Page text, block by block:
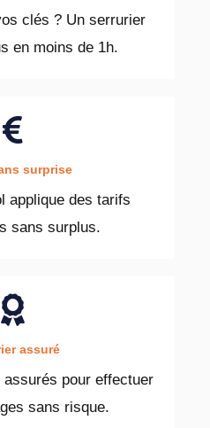
clés ? Un serrurier
en moins de 1h.
surprise
applique des tarifs
sans surplus.
assuré
pour effectuer
sans risque.